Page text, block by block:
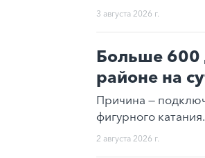
3 августа 2026 г.
Больше 600
районе на
Причина —
фигурного катания.
2 августа 2026 г.